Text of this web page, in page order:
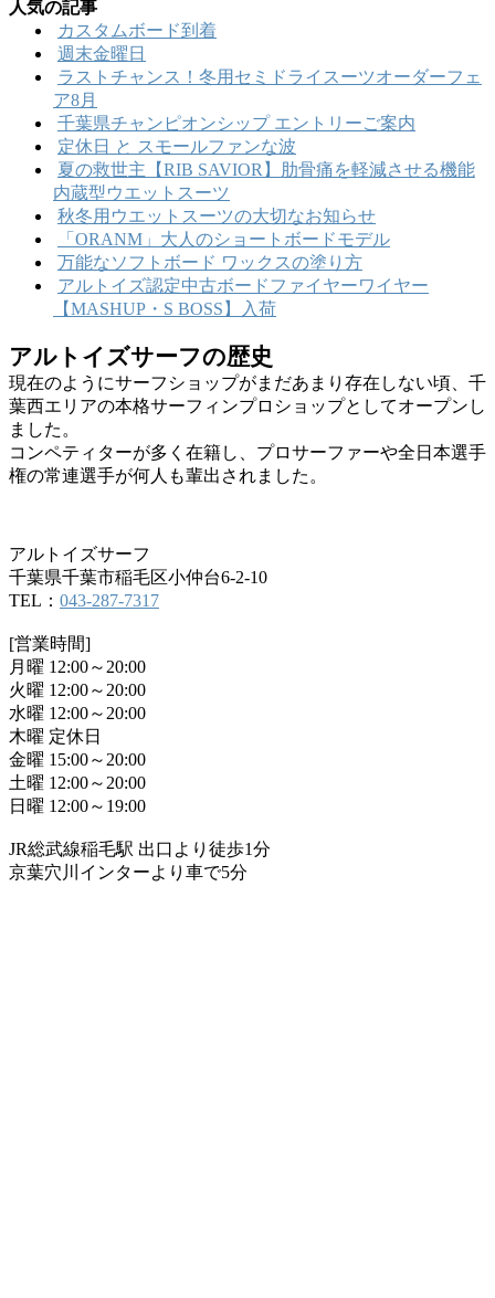
ー
カ
人気の記事
カスタムボード到着
週末金曜日
ラストチャンス！冬用セミドライスーツオーダーフェ
ア8月
千葉県チャンピオンシップ エントリーご案内
定休日 と スモールファンな波
夏の救世主【RIB SAVIOR】肋骨痛を軽減させる機能
内蔵型ウエットスーツ
秋冬用ウエットスーツの大切なお知らせ
「ORANM」大人のショートボードモデル
万能なソフトボード ワックスの塗り方
アルトイズ認定中古ボードファイヤーワイヤー
【MASHUP・S BOSS】入荷
アルトイズサーフの歴史
現在のようにサーフショップがまだあまり存在しない頃、千
葉西エリアの本格サーフィンプロショップとしてオープンし
ました。
コンペティターが多く在籍し、プロサーファーや全日本選手
権の常連選手が何人も輩出されました。
アルトイズサーフ
千葉県千葉市稲毛区小仲台6-2-10
TEL： 043-287-7317
[営業時間]
月曜 12:00～20:00
火曜 12:00～20:00
水曜 12:00～20:00
木曜 定休日
金曜 15:00～20:00
土曜 12:00～20:00
日曜 12:00～19:00
JR総武線稲毛駅 出口より徒歩1分
京葉穴川インターより車で5分